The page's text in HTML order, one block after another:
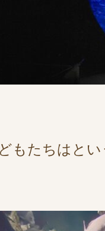
もたちはとい